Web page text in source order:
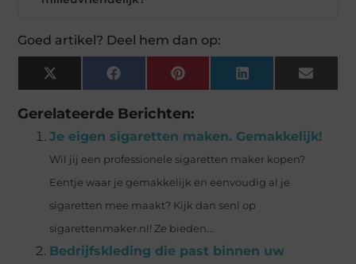
Goed artikel? Deel hem dan op:
X
(Twitter)
Facebook Pinterest LinkedIn Email
Gerelateerde Berichten:
Je eigen sigaretten maken. Gemakkelijk!
Wil jij een professionele sigaretten maker kopen?
Eentje waar je gemakkelijk en eenvoudig al je
sigaretten mee maakt? Kijk dan senl op
sigarettenmaker.nl! Ze bieden...
Bedrijfskleding die past binnen uw